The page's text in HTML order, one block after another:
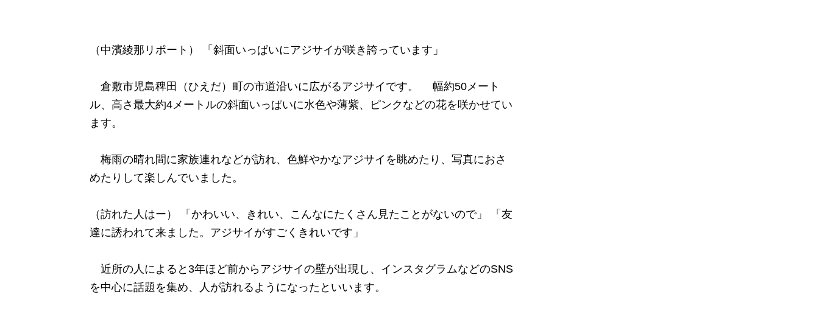
（中濱綾那リポート） 「斜面いっぱいにアジサイが咲き誇っています」
倉敷市児島稗田（ひえだ）町の市道沿いに広がるアジサイです。 幅約50メート
ル、高さ最大約4メートルの斜面いっぱいに水色や薄紫、ピンクなどの花を咲かせてい
ます。
梅雨の晴れ間に家族連れなどが訪れ、色鮮やかなアジサイを眺めたり、写真におさ
めたりして楽しんでいました。
（訪れた人はー） 「かわいい、きれい、こんなにたくさん見たことがないので」 「友
達に誘われて来ました。アジサイがすごくきれいです」
近所の人によると3年ほど前からアジサイの壁が出現し、インスタグラムなどのSNS
を中心に話題を集め、人が訪れるようになったといいます。